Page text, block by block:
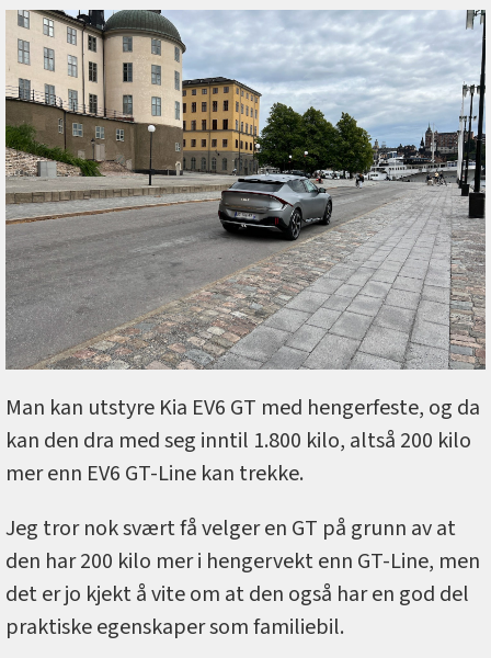
Man kan utstyre Kia EV6 GT med hengerfeste, og da
kan den dra med seg inntil 1.800 kilo, altså 200 kilo
mer enn EV6 GT-Line kan trekke.
Jeg tror nok svært få velger en GT på grunn av at
den har 200 kilo mer i hengervekt enn GT-Line, men
det er jo kjekt å vite om at den også har en god del
praktiske egenskaper som familiebil.